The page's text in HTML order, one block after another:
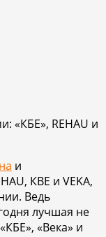
и
КВЕ и VEKA,
Ведь
лучшая не
«Века» и